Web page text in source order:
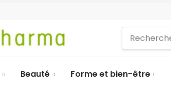
Beauté Forme et bien-être